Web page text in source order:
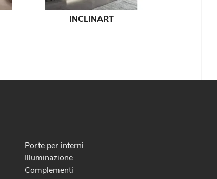
INCLINART
Porte per interni
Illuminazione
Complementi